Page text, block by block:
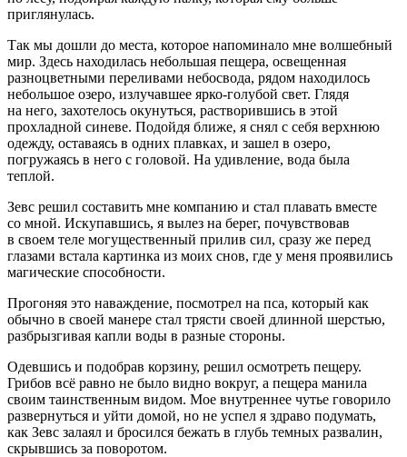
приглянулась.
Так мы дошли до места, которое напоминало мне волшебный
мир. Здесь находилась небольшая пещера, освещенная
разноцветными переливами небосвода, рядом находилось
небольшое озеро, излучавшее ярко-голубой свет. Глядя
на него, захотелось окунуться, растворившись в этой
прохладной синеве. Подойдя ближе, я снял с себя верхнюю
одежду, оставаясь в одних плавках, и зашел в озеро,
погружаясь в него с головой. На удивление, вода была
теплой.
Зевс решил составить мне компанию и стал плавать вместе
со мной. Искупавшись, я вылез на берег, почувствовав
в своем теле могущественный прилив сил, сразу же перед
глазами встала картинка из моих снов, где у меня проявились
магические способности.
Прогоняя это наваждение, посмотрел на пса, который как
обычно в своей манере стал трясти своей длинной шерстью,
разбрызгивая капли воды в разные стороны.
Одевшись и подобрав корзину, решил осмотреть пещеру.
Грибов всё равно не было видно вокруг, а пещера манила
своим таинственным видом. Мое внутреннее чутье говорило
развернуться и уйти домой, но не успел я здраво подумать,
как Зевс залаял и бросился бежать в глубь темных развалин,
скрывшись за поворотом.